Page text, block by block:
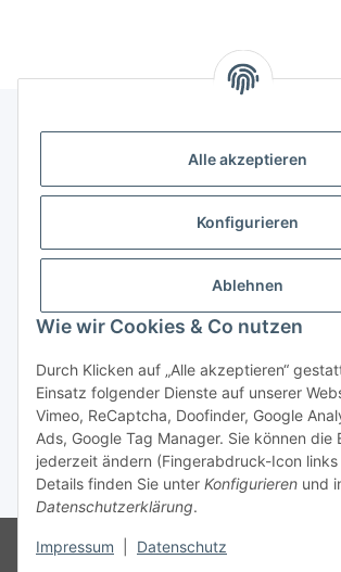
Alle akzeptieren
Konfigurieren
Ablehnen
Wie wir Cookies & Co nutzen
Durch Klicken auf „Alle akzeptieren“
Einsatz folgender Dienste auf unserer
Vimeo, ReCaptcha, Doofinder, Google
Ads, Google Tag Manager. Sie können die
jederzeit ändern (Fingerabdruck-Icon
Details finden Sie unter Konfigurieren und
Datenschutzerklärung.
Impressum Datenschutz
Gesetzliche Informationen
Bestellung wiederrufen
* Alle Preise inkl. gesetzlicher USt., zzgl.Versand
Besucherzähler: 75669221